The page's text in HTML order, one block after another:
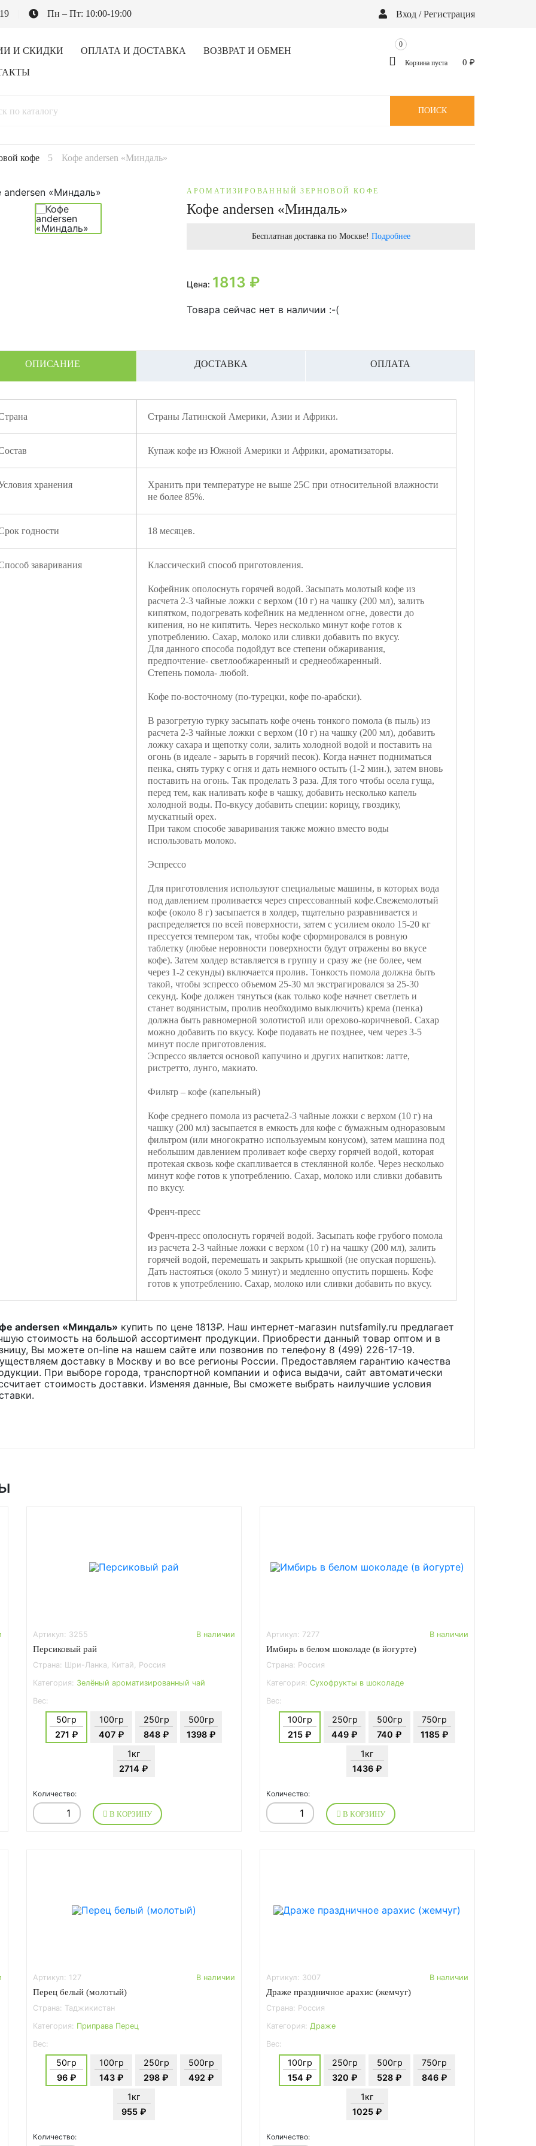
Пн – Пт: 10:00-19:00 Вход / Регистрация
И СКИДКИ ОПЛАТА И ДОСТАВКА ВОЗВРАТ И ОБМЕН
Корзина пуста
0
0 ₽
ПОИСК
кофе Кофе andersen «Миндаль»
АРОМАТИЗИРОВАННЫЙ ЗЕРНОВОЙ КОФЕ
Кофе andersen «Миндаль»
Бесплатная доставка по Москве! Подробнее
Цена: 1813 ₽
Товара сейчас нет в наличии :-(
ОПИСАНИЕ ДОСТАВКА ОПЛАТА
Страны Латинской Америки, Азии и Африки.
Купаж кофе из Южной Америки и Африки, ароматизаторы.
хранения
Хранить при температуре не выше 25С при относительной влажности
не более 85%.
годности 18 месяцев.
заваривания Классический способ приготовления.
Кофейник ополоснуть горячей водой. Засыпать молотый кофе из
расчета 2-3 чайные ложки с верхом (10 г) на чашку (200 мл), залить
кипятком, подогревать кофейник на медленном огне, довести до
кипения, но не кипятить. Через несколько минут кофе готов к
употреблению. Сахар, молоко или сливки добавить по вкусу.
Для данного способа подойдут все степени обжаривания,
предпочтение- светлообжаренный и среднеобжаренный.
Степень помола- любой.
Кофе по-восточному (по-турецки, кофе по-арабски).
В разогретую турку засыпать кофе очень тонкого помола (в пыль) из
расчета 2-3 чайные ложки с верхом (10 г) на чашку (200 мл), добавить
ложку сахара и щепотку соли, залить холодной водой и поставить на
огонь (в идеале - зарыть в горячий песок). Когда начнет подниматься
пенка, снять турку с огня и дать немного остыть (1-2 мин.), затем вновь
поставить на огонь. Так проделать 3 раза. Для того чтобы осела гуща,
перед тем, как наливать кофе в чашку, добавить несколько капель
холодной воды. По-вкусу добавить специи: корицу, гвоздику,
мускатный орех.
При таком способе заваривания также можно вместо воды
использовать молоко.
Эспрессо
Для приготовления используют специальные машины, в которых вода
под давлением проливается через спрессованный кофе.Свежемолотый
кофе (около 8 г) засыпается в холдер, тщательно разравнивается и
распределяется по всей поверхности, затем с усилием около 15-20 кг
прессуется темпером так, чтобы кофе сформировался в ровную
таблетку (любые неровности поверхности будут отражены во вкусе
кофе). Затем холдер вставляется в группу и сразу же (не более, чем
через 1-2 секунды) включается пролив. Тонкость помола должна быть
такой, чтобы эспрессо объемом 25-30 мл экстрагировался за 25-30
секунд. Кофе должен тянуться (как только кофе начнет светлеть и
станет водянистым, пролив необходимо выключить) крема (пенка)
должна быть равномерной золотистой или орехово-коричневой. Сахар
можно добавить по вкусу. Кофе подавать не позднее, чем через 3-5
минут после приготовления.
Эспрессо является основой капучино и других напитков: латте,
ристретто, лунго, макиато.
Фильтр – кофе (капельный)
Кофе среднего помола из расчета2-3 чайные ложки с верхом (10 г) на
чашку (200 мл) засыпается в емкость для кофе с бумажным одноразовым
фильтром (или многократно используемым конусом), затем машина под
небольшим давлением проливает кофе сверху горячей водой, которая
протекая сквозь кофе скапливается в стеклянной колбе. Через несколько
минут кофе готов к употреблению. Сахар, молоко или сливки добавить
по вкусу.
Френч-пресс
Френч-пресс ополоснуть горячей водой. Засыпать кофе грубого помола
из расчета 2-3 чайные ложки с верхом (10 г) на чашку (200 мл), залить
горячей водой, перемешать и закрыть крышкой (не опуская поршень).
Дать настояться (около 5 минут) и медленно опустить поршень. Кофе
готов к употреблению. Сахар, молоко или сливки добавить по вкусу.
andersen «Миндаль» купить по цене 1813₽. Наш интернет-магазин nutsfamily.ru предлагает
стоимость на большой ассортимент продукции. Приобрести данный товар оптом и в
Вы можете on-line на нашем сайте или позвонив по телефону 8 (499) 226-17-19.
доставку в Москву и во все регионы России. Предоставляем гарантию качества
При выборе города, транспортной компании и офиса выдачи, сайт автоматически
стоимость доставки. Изменяя данные, Вы сможете выбрать наилучшие условия
Артикул: 3255 В наличии
Персиковый рай
Страна: Шри-Ланка, Китай, Россия
Категория: Зелёный ароматизированный чай
Вес:
50гр
271 ₽
100гр
407 ₽
250гр
848 ₽
500гр
1398 ₽
1кг
2714 ₽
Количество:
В КОРЗИНУ
Артикул: 7277 В наличии
Имбирь в белом шоколаде (в йогурте)
Страна: Россия
Категория: Сухофрукты в шоколаде
Вес:
100гр
215 ₽
250гр
449 ₽
500гр
740 ₽
750гр
1185 ₽
1кг
1436 ₽
Количество:
В КОРЗИНУ
Артикул: 127 В наличии
Перец белый (молотый)
Страна: Таджикистан
Категория: Приправа Перец
Вес:
50гр
96 ₽
100гр
143 ₽
250гр
298 ₽
500гр
492 ₽
1кг
955 ₽
Количество:
Артикул: 3007 В наличии
Драже праздничное арахис (жемчуг)
Страна: Россия
Категория: Драже
Вес:
100гр
154 ₽
250гр
320 ₽
500гр
528 ₽
750гр
846 ₽
1кг
1025 ₽
Количество: